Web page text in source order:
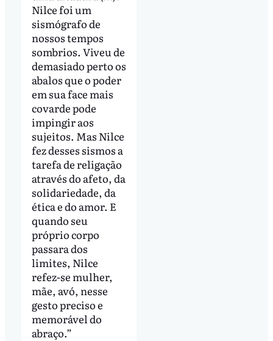
Nilce foi um
sismógrafo de
nossos tempos
sombrios. Viveu de
demasiado perto os
abalos que o poder
em sua face mais
covarde pode
impingir aos
sujeitos. Mas Nilce
fez desses sismos a
tarefa de religação
através do afeto, da
solidariedade, da
ética e do amor. E
quando seu
próprio corpo
passara dos
limites, Nilce
refez-se mulher,
mãe, avó, nesse
gesto preciso e
memorável do
abraço.”